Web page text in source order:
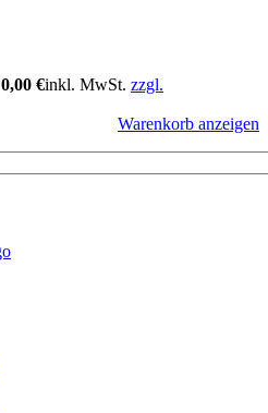
0,00 €inkl. MwSt. zzgl.
Warenkorb anzeigen